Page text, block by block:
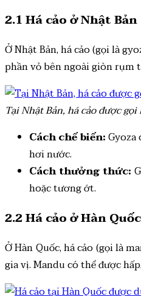
2.1 Há cảo ở Nhật Bản
Ở Nhật Bản, há cảo (gọi là
phần vỏ bên ngoài giòn rụm
Tại Nhật Bản, há cảo được
Cách chế biến:
hơi nước.
Cách thưởng thức:
hoặc tương ớt.
2.2 Há cảo ở Hàn Quốc
Ở Hàn Quốc, há cảo (gọi là
gia vị. Mandu có thể được